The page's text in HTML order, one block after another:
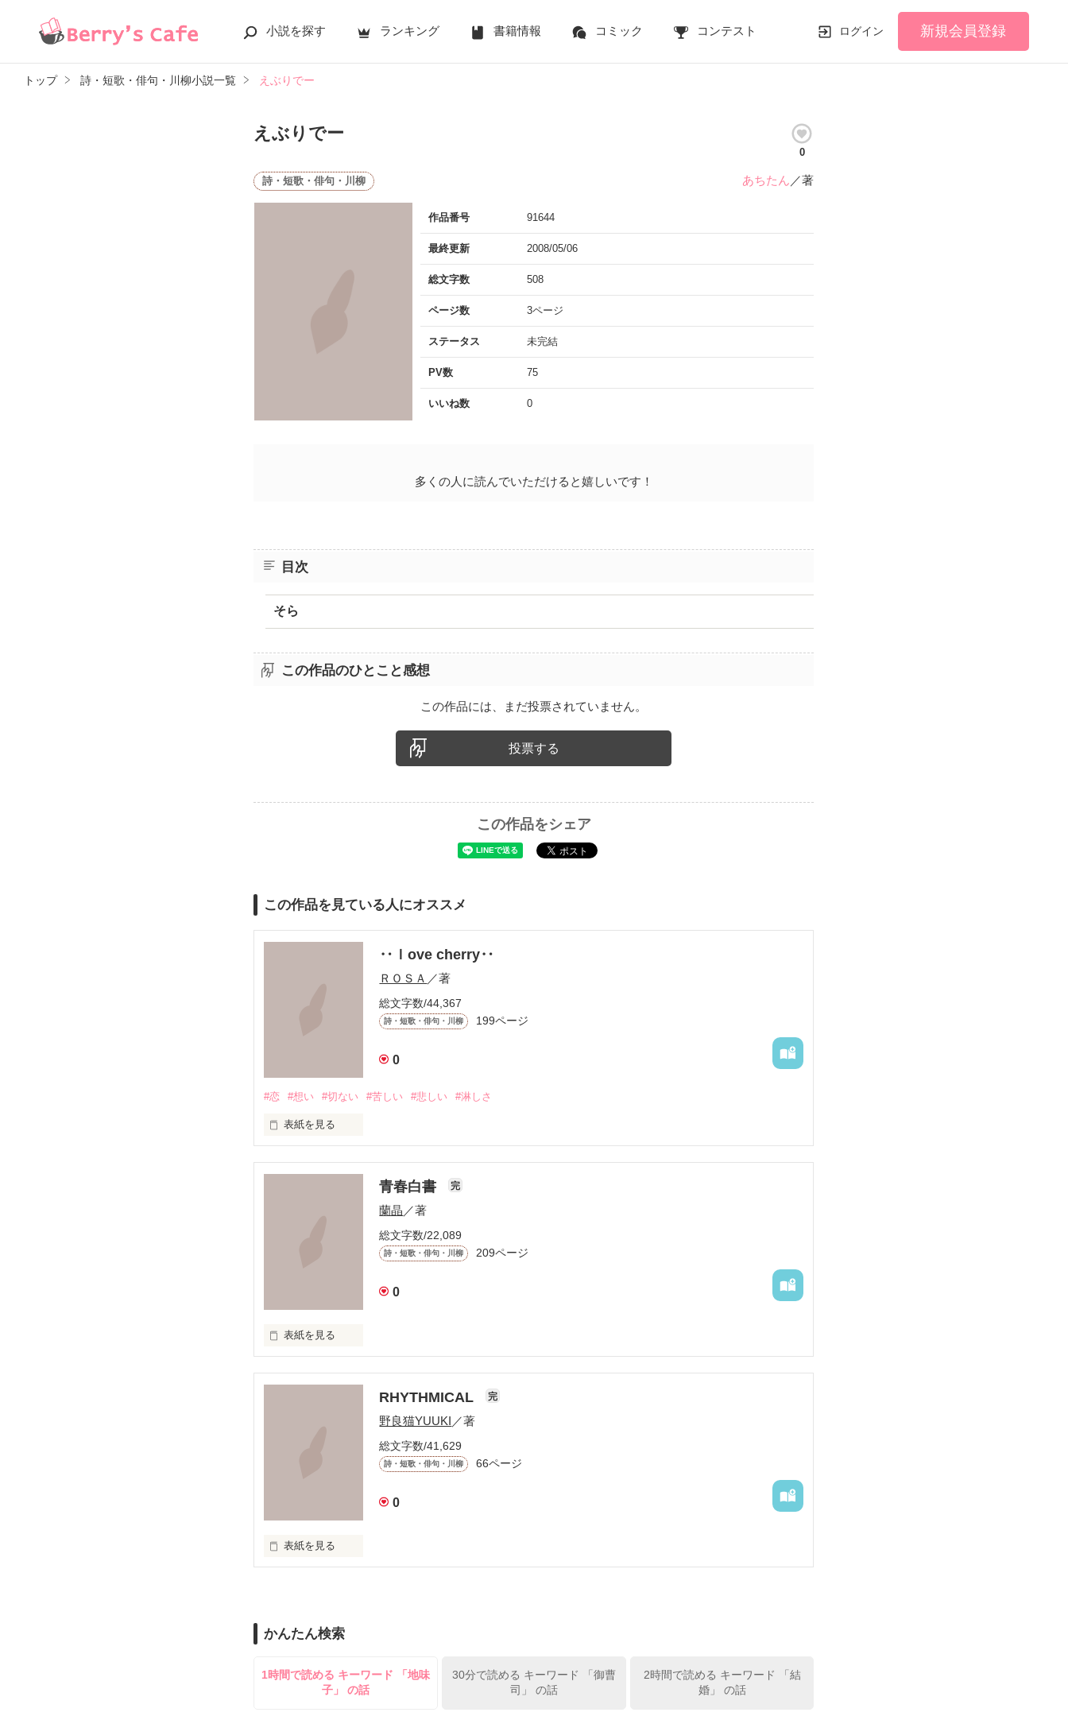
小説を探す ランキング 書籍情報 コミック コンテスト ログイン 新規会員登録
トップ 詩・短歌・俳句・川柳小説一覧 えぶりでー
えぶりでー
0
詩・短歌・俳句・川柳 あちたん ／著
作品番号 91644
最終更新 2008/05/06
総文字数 508
ページ数 3ページ
ステータス 未完結
PV数 75
いいね数 0
多くの人に読んでいただけると嬉しいです！
目次
そら
この作品のひとこと感想
この作品には、まだ投票されていません。
投票する
この作品をシェア
この作品を見ている人にオススメ
‥ｌove cherry‥
ＲＯＳＡ ／著
総文字数/44,367
詩・短歌・俳句・川柳 199ページ
0
#恋 #想い #切ない #苦しい #悲しい #淋しさ
表紙を見る
絶えず支配し続けては
ただひとつ
青春白書 完
蘭晶 ／著
総文字数/22,089
詩・短歌・俳句・川柳 209ページ
0
表紙を見る
無知を振りかざして
RHYTHMICAL 完
野良猫YUUKI ／著
総文字数/41,629
詩・短歌・俳句・川柳 66ページ
0
表紙を見る
かんたん検索
1時間で読める キーワード 「地味
子」 の話
30分で読める キーワード 「御曹
司」 の話
2時間で読める キーワード 「結
婚」 の話